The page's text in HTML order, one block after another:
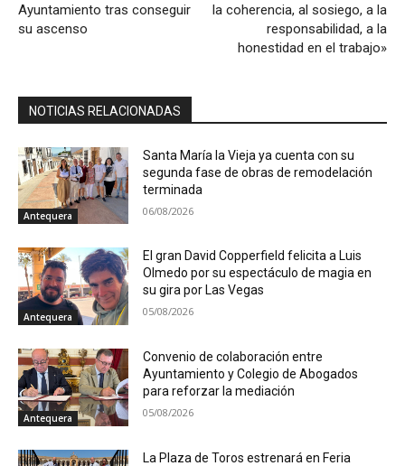
Ayuntamiento tras conseguir
su ascenso
la coherencia, al sosiego, a la
responsabilidad, a la
honestidad en el trabajo»
NOTICIAS RELACIONADAS
Antequera
Santa María la Vieja ya cuenta con su
segunda fase de obras de remodelación
terminada
06/08/2026
Antequera
El gran David Copperfield felicita a Luis
Olmedo por su espectáculo de magia en
su gira por Las Vegas
05/08/2026
Antequera
Convenio de colaboración entre
Ayuntamiento y Colegio de Abogados
para reforzar la mediación
05/08/2026
La Plaza de Toros estrenará en Feria